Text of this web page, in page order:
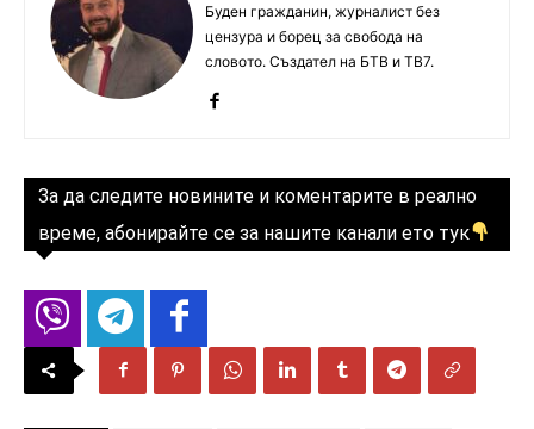
Буден гражданин, журналист без
цензура и борец за свобода на
словото. Създател на БТВ и ТВ7.
За да следите новините и коментарите в реално
време, абонирайте се за нашите канали ето тук